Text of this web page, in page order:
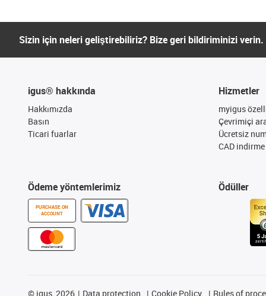
Sizin için neleri geliştirebiliriz? Bize geri bildiriminizi verin.
igus® hakkında
Hakkımızda
Basın
Ticari fuarlar
Ödeme yöntemlerimiz
PURCHASE ON
ACCOUNT
Hizmetler
myigus
Çevrimiçi
Ücretsiz
CAD
Ödüller
© igus, 2026 Data protection Cookie Policy Rules of